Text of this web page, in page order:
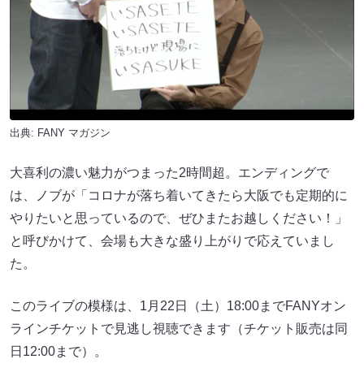
出典: FANY マガジン
大喜利の濃い魅力がつまった2時間超。エンディングで
は、ノブが「コロナが落ち着いてきたら大阪でも定期的に
やりたいと思っているので、ぜひまたお越しください！」
と呼びかけて、会場も大きな盛り上がりで応えていまし
た。
このライブの模様は、1月22日（土）18:00までFANYオン
ラインチケットで見逃し視聴できます（チケット販売は同
日12:00まで）。